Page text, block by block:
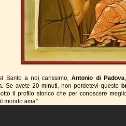
Santo a noi carissimo,Antonio di Padova
Se avete 20 minuti, non perdetevi questo
il profilo storico che per conoscere
mondo ama":